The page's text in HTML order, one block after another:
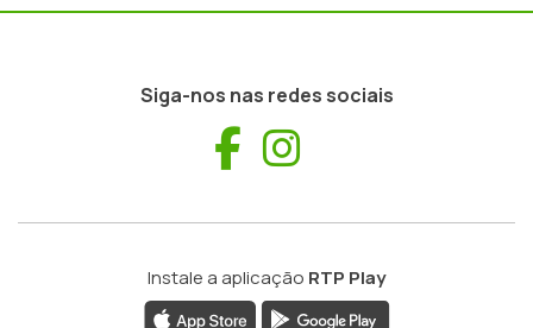
Siga-nos nas redes sociais
Facebook
Instale a aplicação RTP Play